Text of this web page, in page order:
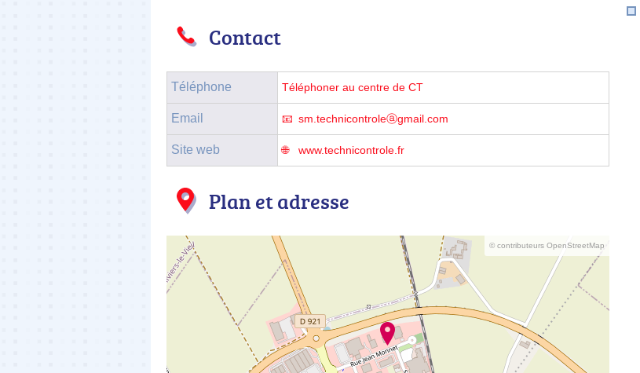
Contact
Téléphone Téléphoner au centre de CT
Email sm.technicontroleⓐgmail.com
Site web www.technicontrole.fr
Plan et adresse
© contributeurs OpenStreetMap